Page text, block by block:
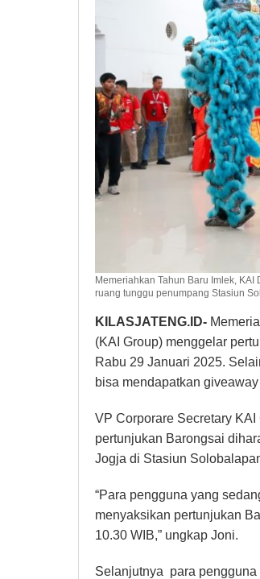
Memeriahkan Tahun Baru Imlek,
ruang tunggu penumpang Stasiun
KILASJATENG.ID-
(KAI Group) menggelar
Rabu 29 Januari 2025.
bisa mendapatkan
VP Corporare Secretary
pertunjukan Barongsai
Jogja di Stasiun
“Para pengguna yang
menyaksikan pertunjukan
10.30 WIB,” ungkap Joni.
Selanjutnya para pengguna